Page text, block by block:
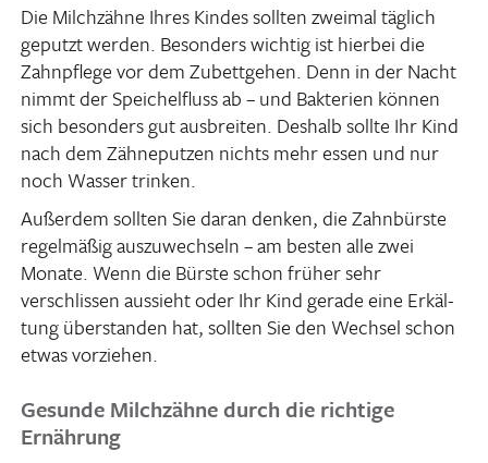
Die Milch­zähne Ihres Kindes sollten zweimal täglich
geputzt werden. Beson­ders wichtig ist hierbei die
Zahn­pflege vor dem Zubett­gehen. Denn in der Nacht
nimmt der Spei­chel­fluss ab – und Bakte­rien können
sich beson­ders gut ausbreiten. Deshalb sollte Ihr Kind
nach dem Zähne­putzen nichts mehr essen und nur
noch Wasser trinken.
Außerdem sollten Sie daran denken, die Zahn­bürste
regel­mäßig auszu­wech­seln – am besten alle zwei
Monate. Wenn die Bürste schon früher sehr
verschlissen aussieht oder Ihr Kind gerade eine Erkäl­
tung über­standen hat, sollten Sie den Wechsel schon
etwas vorziehen.
Gesunde Milchzähne durch die richtige
Ernährung